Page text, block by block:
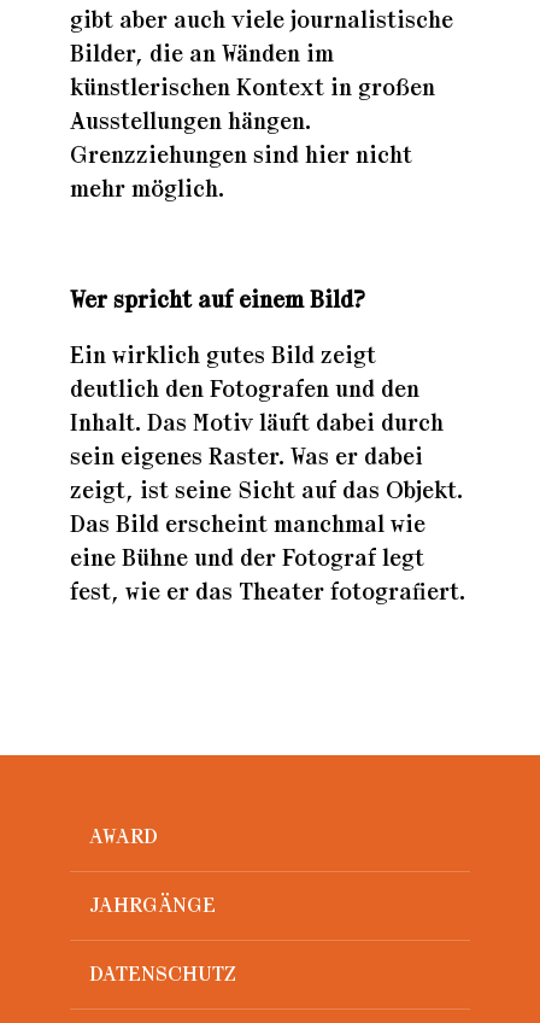
gibt aber auch viele journalistische
Bilder, die an Wänden im
künstlerischen Kontext in großen
Ausstellungen hängen.
Grenzziehungen sind hier nicht
mehr möglich.
Wer spricht auf einem Bild?
Ein wirklich gutes Bild zeigt
deutlich den Fotografen und den
Inhalt. Das Motiv läuft dabei durch
sein eigenes Raster. Was er dabei
zeigt, ist seine Sicht auf das Objekt.
Das Bild erscheint manchmal wie
eine Bühne und der Fotograf legt
fest, wie er das Theater fotografiert.
AWARD
JAHRGÄNGE
DATENSCHUTZ